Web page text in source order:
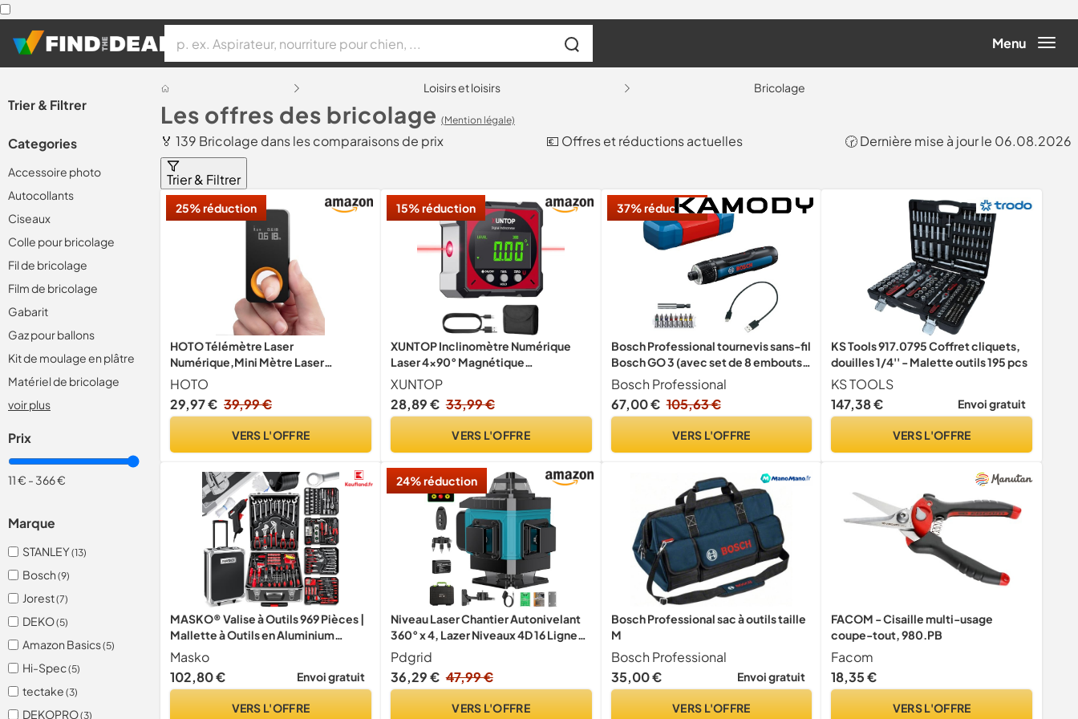
Menu
Trier & Filtrer
Categories
Accessoire photo
Autocollants
Ciseaux
Colle pour bricolage
Fil de bricolage
Film de bricolage
Gabarit
Gaz pour ballons
Kit de moulage en plâtre
Matériel de bricolage
voir plus
Prix
11 € - 366 €
Marque
STANLEY(13)
Bosch (9)
Jorest(7)
DEKO(5)
Amazon Basics(5)
Hi-Spec(5)
tectake (3)
DEKOPRO(3)
Loisirs et loisirs Bricolage
Les offres des bricolage (Mention légale)
🏅 139 Bricolage dans les comparaisons de prix 💶 Offres et réductions actuelles 🕝 Dernière mise à jour le 06.08.2026
Trier & Filtrer
25% réduction
HOTO Télémètre Laser
Numérique,Mini Mètre Laser
Rechargeable,0,05 – 30m
HOTO
29,97 € 39,99 €
VERS L'OFFRE
15% réduction
XUNTOP Inclinomètre Numérique
Laser 4×90° Magnétique
Rechargeable （Rouge）
XUNTOP
28,89 € 33,99 €
VERS L'OFFRE
37% réduction
Bosch Professional tournevis sans-fil
Bosch GO 3 (avec set de 8 embouts,
porte-embout, câble USB-C, mini
coffret)
Bosch Professional
67,00 € 105,63 €
VERS L'OFFRE
KS Tools 917.0795 Coffret cliquets,
douilles 1/4'' - Malette outils 195 pcs
KS TOOLS
147,38 €
Envoi gratuit
VERS L'OFFRE
MASKO® Valise à Outils 969 Pièces |
Mallette à Outils en Aluminium
Coffret à Outils Set | Boîte à Outils
avec Roulettes pour Maison,
Bricolage, Garage, Auto | Chariot
Masko
102,80 €
Envoi gratuit
VERS L'OFFRE
24% réduction
Niveau Laser Chantier Autonivelant
360° x 4, Lazer Niveaux 4D 16 Lignes
Laser, Autonivellement et Mode
Pulsé Extérieur, 2 x Batterie,
Nivellement Automatique, Support
Pdgrid
36,29 € 47,99 €
VERS L'OFFRE
Bosch Professional sac à outils taille
M
Bosch Professional
35,00 €
Envoi gratuit
VERS L'OFFRE
FACOM - Cisaille multi-usage
coupe-tout, 980.PB
Facom
18,35 €
VERS L'OFFRE